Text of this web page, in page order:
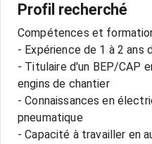
Profil recherché
Compétences et
- Expérience de 1 à 2 ans
- Titulaire d'un BEP/CAP
engins de chantier
- Connaissances en
pneumatique
- Capacité à travailler en